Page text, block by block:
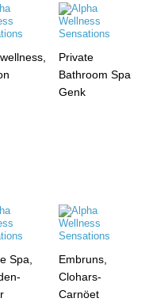
Private
Bathroom Spa
Genk
Spa,
Embruns,
Clohars-
Carnöet